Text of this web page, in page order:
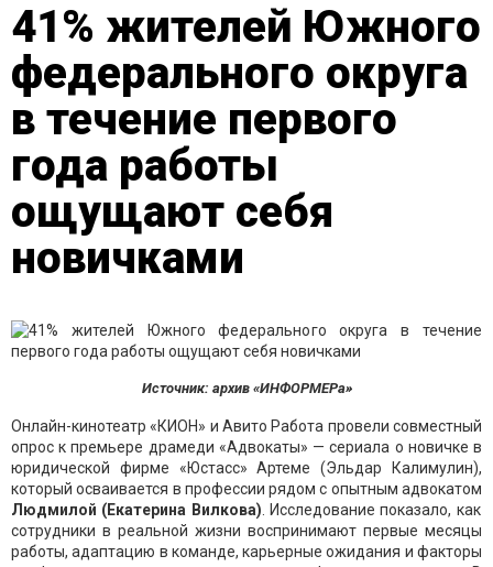
41% жителей Южного
федерального округа
в течение первого
года работы
ощущают себя
новичками
Источник: архив «ИНФОРМЕРа»
Онлайн-кинотеатр «КИОН» и Авито Работа провели совместный
опрос к премьере драмеди «Адвокаты» — сериала о новичке в
юридической фирме «Юстасс» Артеме (Эльдар Калимулин),
который осваивается в профессии рядом с опытным адвокатом
Людмилой (Екатерина Вилкова) . Исследование показало, как
сотрудники в реальной жизни воспринимают первые месяцы
работы, адаптацию в команде, карьерные ожидания и факторы